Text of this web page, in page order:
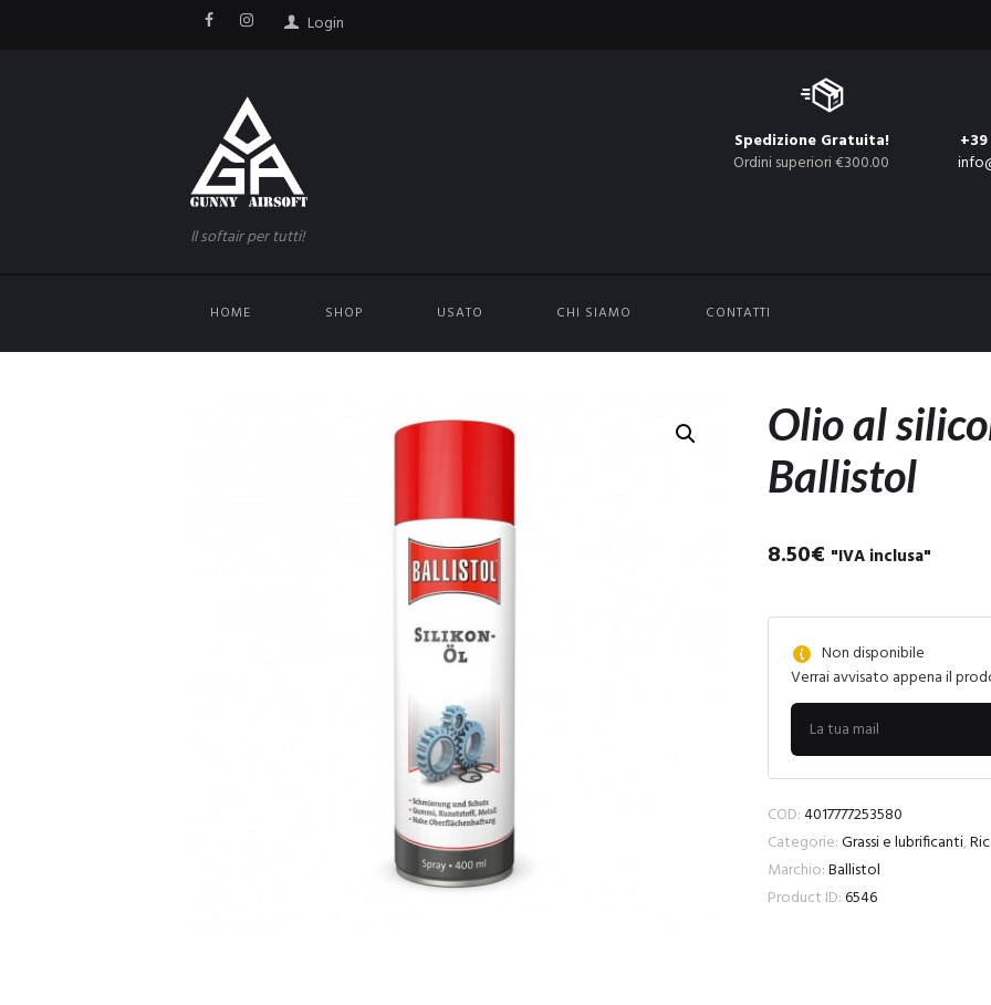
Login
Il softair per tutti!
Spedizione Gratuita!
Ordini superiori €300.00
HOME SHOP USATO CHI SIAMO CONTATTI
Olio al
Ballistol
8.50€ "IVA inclusa"
Non disponibile
Verrai avvisato appena il
COD:4017777253580
Categorie:Grassi e lubrificanti,
Marchio:Ballistol
Product ID:6546